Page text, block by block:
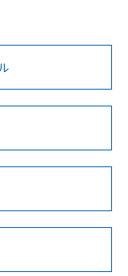
、以下を必ずお読
Cr(VI)